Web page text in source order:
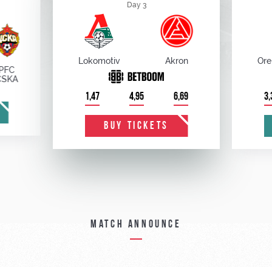
Day 3
Lokomotiv Akron
1,47 4,95 6,69
BUY TICKETS
Match announce